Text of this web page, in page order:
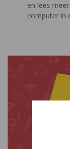
en lees
computer in